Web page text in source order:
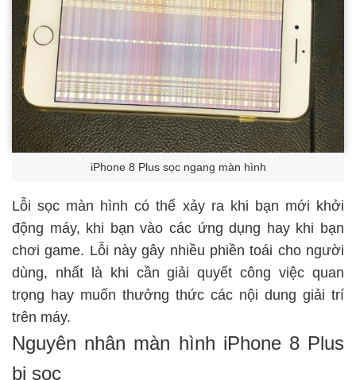
iPhone 8 Plus sọc ngang màn hình
Lỗi sọc màn hình có thể xảy ra khi bạn mới khởi
động máy, khi bạn vào các ứng dụng hay khi bạn
chơi game. Lỗi này gây nhiều phiền toái cho người
dùng, nhất là khi cần giải quyết công việc quan
trọng hay muốn thưởng thức các nội dung giải trí
trên máy.
Nguyên nhân màn hình iPhone 8 Plus
bị sọc